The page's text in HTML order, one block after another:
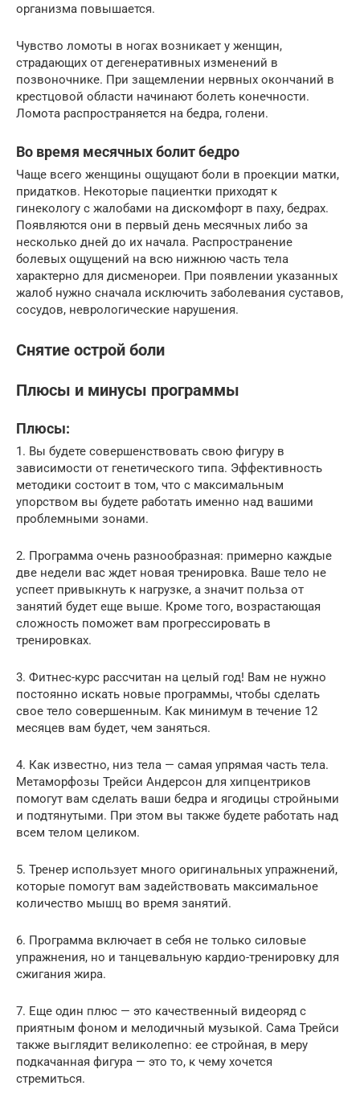
организма повышается.
Чувство ломоты в ногах возникает у женщин,
страдающих от дегенеративных изменений в
позвоночнике. При защемлении нервных окончаний в
крестцовой области начинают болеть конечности.
Ломота распространяется на бедра, голени.
Во время месячных болит бедро
Чаще всего женщины ощущают боли в проекции матки,
придатков. Некоторые пациентки приходят к
гинекологу с жалобами на дискомфорт в паху, бедрах.
Появляются они в первый день месячных либо за
несколько дней до их начала. Распространение
болевых ощущений на всю нижнюю часть тела
характерно для дисменореи. При появлении указанных
жалоб нужно сначала исключить заболевания суставов,
сосудов, неврологические нарушения.
Снятие острой боли
Плюсы и минусы программы
Плюсы:
1. Вы будете совершенствовать свою фигуру в
зависимости от генетического типа. Эффективность
методики состоит в том, что с максимальным
упорством вы будете работать именно над вашими
проблемными зонами.
2. Программа очень разнообразная: примерно каждые
две недели вас ждет новая тренировка. Ваше тело не
успеет привыкнуть к нагрузке, а значит польза от
занятий будет еще выше. Кроме того, возрастающая
сложность поможет вам прогрессировать в
тренировках.
3. Фитнес-курс рассчитан на целый год! Вам не нужно
постоянно искать новые программы, чтобы сделать
свое тело совершенным. Как минимум в течение 12
месяцев вам будет, чем заняться.
4. Как известно, низ тела — самая упрямая часть тела.
Метаморфозы Трейси Андерсон для хипцентриков
помогут вам сделать ваши бедра и ягодицы стройными
и подтянутыми. При этом вы также будете работать над
всем телом целиком.
5. Тренер использует много оригинальных упражнений,
которые помогут вам задействовать максимальное
количество мышц во время занятий.
6. Программа включает в себя не только силовые
упражнения, но и танцевальную кардио-тренировку для
сжигания жира.
7. Еще один плюс — это качественный видеоряд с
приятным фоном и мелодичный музыкой. Сама Трейси
также выглядит великолепно: ее стройная, в меру
подкачанная фигура — это то, к чему хочется
стремиться.